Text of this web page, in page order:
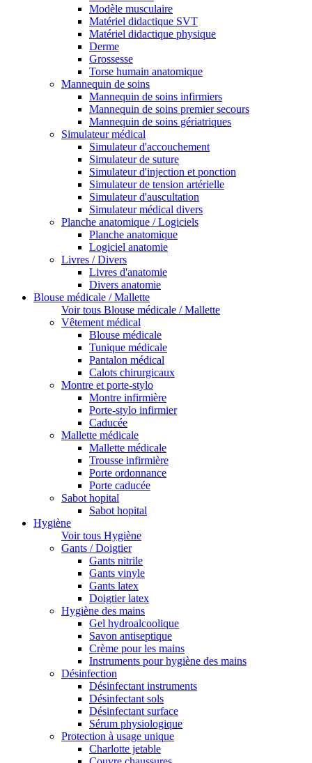
Modèle musculaire
Matériel didactique SVT
Matériel didactique physique
Derme
Grossesse
Torse humain anatomique
Mannequin de soins
Mannequin de soins infirmiers
Mannequin de soins premier secours
Mannequin de soins gériatriques
Simulateur médical
Simulateur d'accouchement
Simulateur de suture
Simulateur d'injection et ponction
Simulateur de tension artérielle
Simulateur d'auscultation
Simulateur médical divers
Planche anatomique / Logiciels
Planche anatomique
Logiciel anatomie
Livres / Divers
Livres d'anatomie
Divers anatomie
Blouse médicale / Mallette
Voir tous Blouse médicale / Mallette
Vêtement médical
Blouse médicale
Tunique médicale
Pantalon médical
Calots chirurgicaux
Montre et porte-stylo
Montre infirmière
Porte-stylo infirmier
Caducée
Mallette médicale
Mallette médicale
Trousse infirmière
Porte ordonnance
Porte caducée
Sabot hopital
Sabot hopital
Hygiène
Voir tous Hygiène
Gants / Doigtier
Gants nitrile
Gants vinyle
Gants latex
Doigtier latex
Hygiène des mains
Gel hydroalcoolique
Savon antiseptique
Crème pour les mains
Instruments pour hygiène des mains
Désinfection
Désinfectant instruments
Désinfectant sols
Désinfectant surface
Sérum physiologique
Protection à usage unique
Charlotte jetable